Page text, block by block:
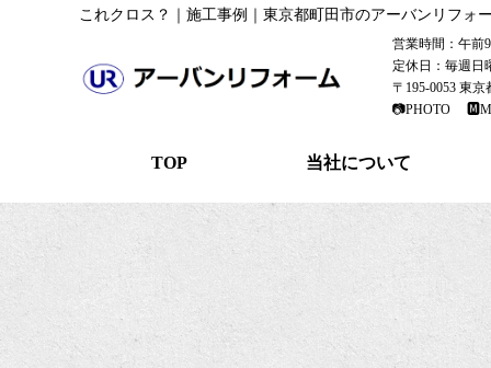
これクロス？｜施工事例｜東京都町田市のアーバンリフォ
営業時間：午前
定休日：毎週日
〒195-0053 東
📷PHOTO
TOP 当社について